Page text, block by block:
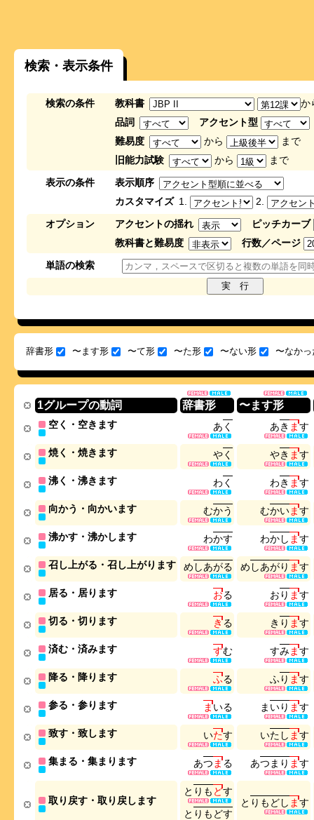
検索・表示条件
検索の条件 教科書
か
品詞
アクセント型
難易度
から
まで
旧能力試験
から
まで
表示の条件
表示順序
カスタマイズ 1.
2.
オプション
アクセントの揺れ
ピッチカーブ
教科書と難易度
行数／ページ
単語の検索
辞書形 〜ます形 〜て形 〜た形 〜ない形 〜なかっ
1グループの動詞 辞書形 〜ます形
空く・空きます あ く あき ます
焼く・焼きます やく やき ます
沸く・沸きます わ く わき ます
向かう・向かいます むかう むかいます
沸かす・沸かします わかす わかし ます
召し上がる・召し上がります め しあがる め しあがり ます
居る・居ります おる お り ます
切る・切ります きる き り ます
済む・済みます すむ すみます
降る・降ります ふる ふ り ます
参る・参ります まいる ま いり ます
致す・致します いたす いた し ます
集まる・集まります あつ まる あつ ま り ます
取り戻す・取り戻します
と り も どす
と り も どす
と り も どし ます